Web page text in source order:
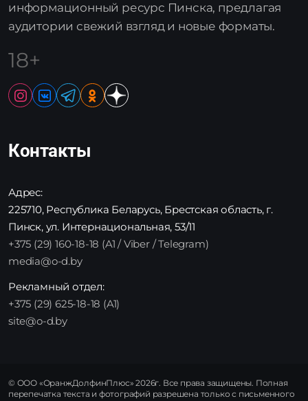
информационный ресурс Пинска, предлагая
аудитории свежий взгляд и новые форматы.
18+
Контакты
Адрес:
225710, Республика Беларусь, Брестская область, г.
Пинск, ул. Интернациональная, 53/11
+375 (29) 160-18-18 (A1 / Viber / Telegram)
media@o-d.by
Рекламный отдел:
+375 (29) 625-18-18 (A1)
site@o-d.by
© ООО «ОранжДолфинПлюс» 2026г. Все права защищены. Полная
перепечатка текста и фотографий разрешена только с письменного